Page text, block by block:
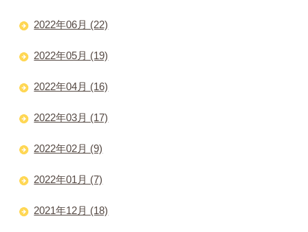
2022年06月 (22)
2022年05月 (19)
2022年04月 (16)
2022年03月 (17)
2022年02月 (9)
2022年01月 (7)
2021年12月 (18)